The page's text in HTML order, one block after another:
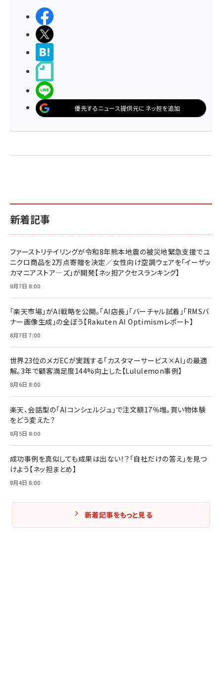
優先するニュース提供元にネッ担を追加
新着記事
ファーストリテイリングが令和8年熊本地震の被災地緊急支援でユ
ニクロ商品を2万点寄贈を決定／女性向け空調ウェアを「イーザッ
カマニアストア―ズ」が開発【ネッ担アクセスランキング】
8月7日 8:00
「楽天市場」がAI戦略を公開。「AI店長」「バーチャル試着」「RMSバ
ナー画像生成」の全ぼう【Rakuten AI Optimismレポート】
8月7日 7:00
世界23位のメガECが実践する「カスタマーサービス×AI」の最適
解。3年で顧客満足度144%向上した【Lululemon事例】
8月6日 8:00
楽天、会話型の「AIコンシェルジュ」で注文額17％増。買い物体験
をどう変えた？
8月5日 8:00
成功事例を真似しても成果は出ない！？「自社だけの答え」を見つ
けよう【ネッ担まとめ】
8月4日 8:00
新着記事をもっと見る